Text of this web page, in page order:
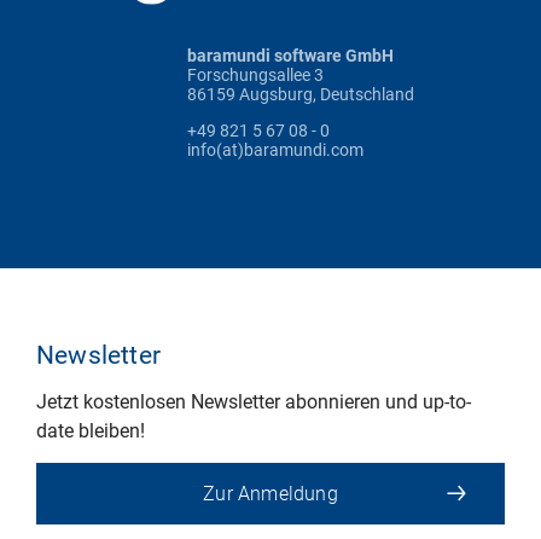
baramundi software GmbH
Forschungsallee 3
86159 Augsburg, Deutschland
+49 821 5 67 08 - 0
info(at)baramundi.com
Newsletter
Jetzt kostenlosen Newsletter abonnieren und up-to-
date bleiben!
Zur Anmeldung